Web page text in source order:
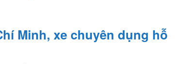
Minh, xe chuyên dụng hỗ